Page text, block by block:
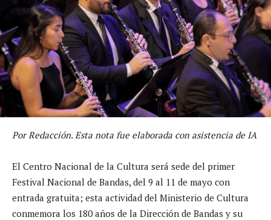
Por Redacción. Esta nota fue elaborada con asistencia de IA
El Centro Nacional de la Cultura será sede del primer
Festival Nacional de Bandas, del 9 al 11 de mayo con
entrada gratuita; esta actividad del Ministerio de Cultura
conmemora los 180 años de la Dirección de Bandas y su